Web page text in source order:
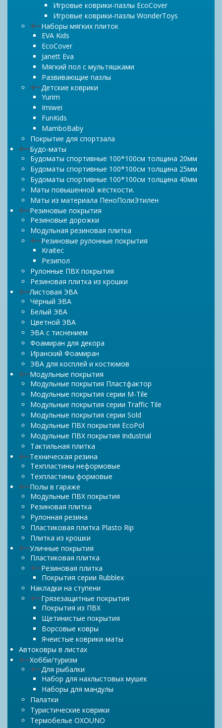
Игровые коврики-пазлы EcoCover
Игровые коврики-пазлы WonderToys
Наборы мягких плиток
EVA Kids
EcoCover
Janett Eva
Мягкий пол с мультяшками
Развивающие пазлы
Детские коврики
Yurim
Imiwei
FunKids
MamboBaby
Покрытие для спортзала
Будо-маты
Будоматы спортивные 100*100см толщина 20мм
Будоматы спортивные 100*100см толщина 25мм
Будоматы спортивные 100*100см толщина 40мм
Маты повышенной жёсткости.
Маты из материала ПеноПолиЭтилен
Резиновые покрытия
Резиновые дорожки
Модульная резиновая плитка
Резиновые рулонные покрытия
Kraitec
Резипол
Рулонные ПВХ покрытия
Резиновая плитка из крошки
Листовая ЭВА
Чёрный ЭВА
Белый ЭВА
Цветной ЭВА
ЭВА с тиснением
Фоамиран для декора
Иранский Фоамиран
ЭВА для косплей и костюмов
Модульные покрытия
Модульные покрытия Пластфактор
Модульные покрытия серии M-Tile
Модульные покрытия серии Traffic Tile
Модульные покрытия серии Sold
Модульные ПВХ покрытия EcoPol
Модульные ПВХ покрытия Industrial
Тактильная плитка
Техническая резина
Техпластины неформовые
Техпластины формовые
Полы в гараже
Модульные ПВХ покрытия
Резиновая плитка
Рулонная резина
Пластиковая плитка Plasto Rip
Плитка из крошки
Уличные покрытия
Пластиковая плитка
Резиновая плитка
Покрытия серии Rubblex
Накладки на ступени
Грязезащитные покрытия
Покрытия из ПВХ
Щетинистые покрытия
Ворсовые ковры
Ячеистые коврики-маты
Автоковры в листах
Хобби/туризм
Для рыбалки
Набор для нахлыстовых мушек
Наборы для мандулы
Палатки
Туристические коврики
Термобелье OXOUNO